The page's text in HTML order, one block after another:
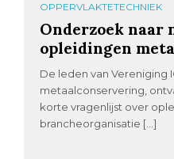
OPPERVLAKTETECHNIEK
Onderzoek naar
opleidingen
De leden van Vereniging
metaalconservering,
korte vragenlijst over
brancheorganisatie […]